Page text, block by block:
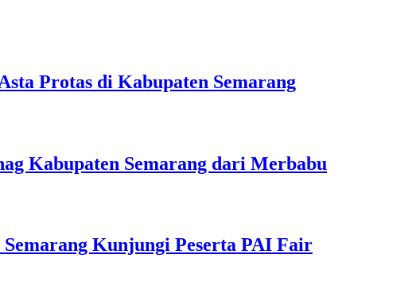
Protas di Kabupaten Semarang
Kabupaten Semarang dari Merbabu
Kunjungi Peserta PAI Fair